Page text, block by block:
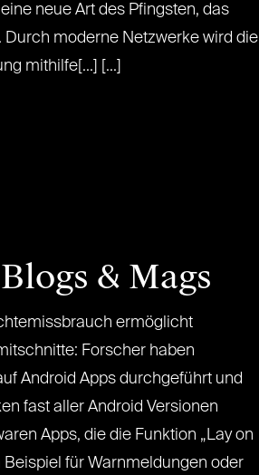
neue Art des Pfingsten, das
moderne Netzwerke wird die
mithilfe[...] [...]
& Mags
ermöglicht
Forscher haben
Android Apps durchgeführt und
fast aller Android Versionen
Apps, die die Funktion „Lay on
Beispiel für Warnmeldungen oder